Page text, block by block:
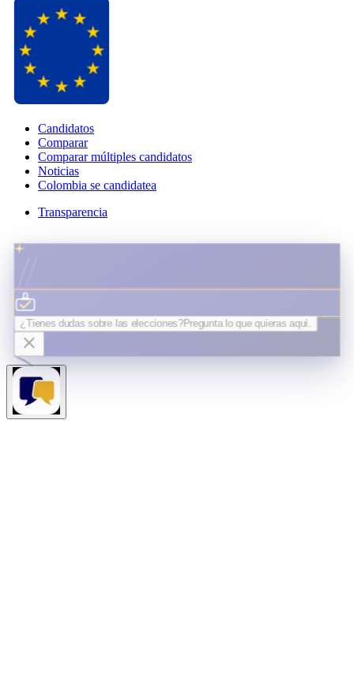
Candidatos
Comparar
Comparar múltiples candidatos
Noticias
Colombia se candidatea
Transparencia
¿Tienes dudas sobre las elecciones?Pregunta lo que quierasaquí.